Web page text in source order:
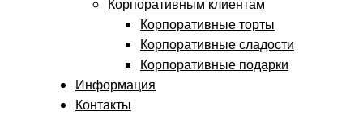
Корпоративным клиентам
Корпоративные торты
Корпоративные сладости
Корпоративные подарки
Информация
Контакты